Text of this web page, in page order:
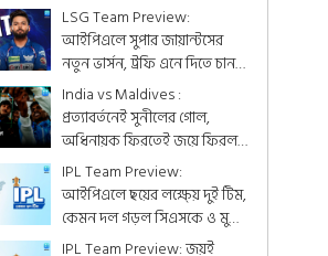
LSG Team Preview:
আইপিএলে সুপার জায়ান্টসের
নতুন ভার্সন, ট্রফি এনে দিতে চান
ঋষভ পন্থ
India vs Maldives :
প্রত্যাবর্তনেই সুনীলের গোল,
অধিনায়ক ফিরতেই জয়ে ফিরল
ভারত
IPL Team Preview:
আইপিএলে ছয়ের লক্ষ্য়ে দুই টিম,
কেমন দল গড়ল সিএসকে ও মুম্বই
ইন্ডিয়ান্স!
IPL Team Preview: জয়ই